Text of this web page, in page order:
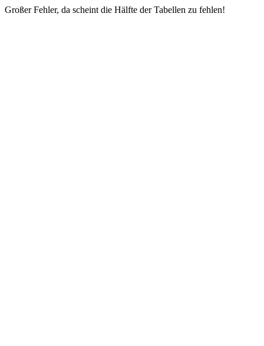
Großer Fehler, da scheint die Hälfte der Tabellen zu fehlen!